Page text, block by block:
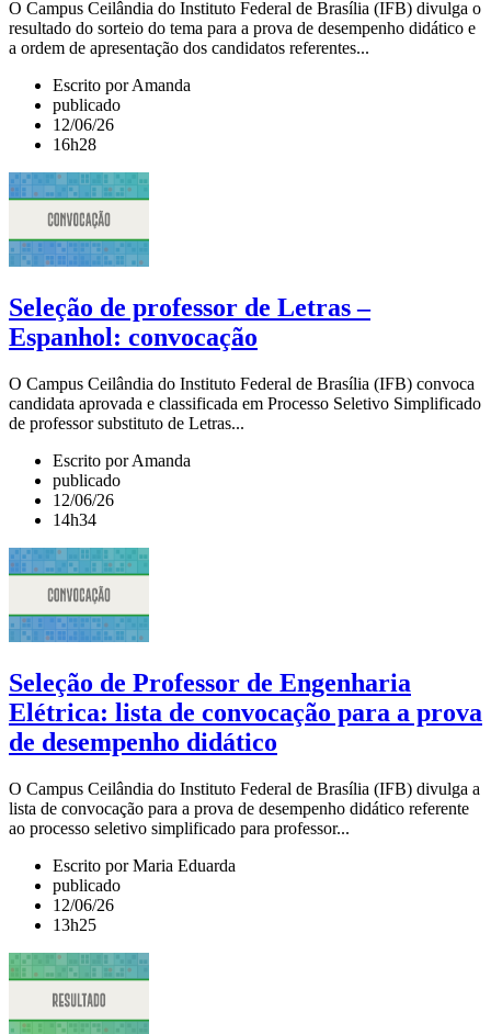
O Campus Ceilândia do Instituto Federal de Brasília (IFB) divulga o
resultado do sorteio do tema para a prova de desempenho didático e
a ordem de apresentação dos candidatos referentes...
Escrito por Amanda
publicado
12/06/26
16h28
Seleção de professor de Letras –
Espanhol: convocação
O Campus Ceilândia do Instituto Federal de Brasília (IFB) convoca
candidata aprovada e classificada em Processo Seletivo Simplificado
de professor substituto de Letras...
Escrito por Amanda
publicado
12/06/26
14h34
Seleção de Professor de Engenharia
Elétrica: lista de convocação para a prova
de desempenho didático
O Campus Ceilândia do Instituto Federal de Brasília (IFB) divulga a
lista de convocação para a prova de desempenho didático referente
ao processo seletivo simplificado para professor...
Escrito por Maria Eduarda
publicado
12/06/26
13h25